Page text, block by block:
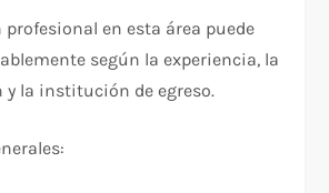
profesional en esta área puede
según la experiencia, la
y la institución de egreso.